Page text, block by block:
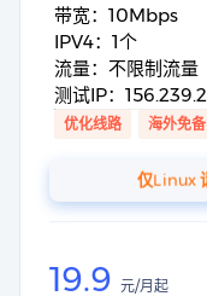
带宽：10Mbps
IPV4：1个
流量：不限制流量
测试IP：
优化线路 海外免备
仅Linux
19.9 元/月起